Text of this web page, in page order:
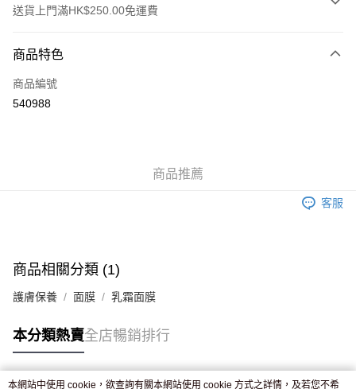
送貨上門滿HK$250.00免運費
信用卡
Apple Pay
付款後門市自取，訂單確認後2-4個工作天到店，7天內取。逾期後
商品特色
商品編號
540988
商品推薦
客服
商品相關分類 (1)
護膚保養 面膜 乳霜面膜
本分類熱賣全店暢銷排行
本網站中使用 cookie，欲查詢有關本網站使用 cookie 方式之詳情，及若您不希